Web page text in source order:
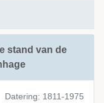
tabel op: Laatst
stand van de
Datering: 1811-1975